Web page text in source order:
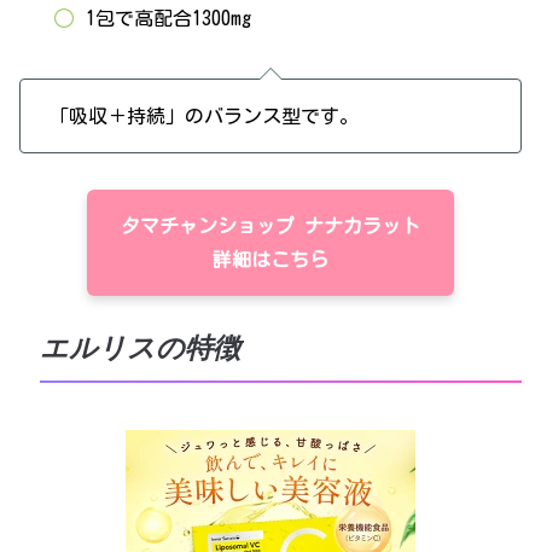
1包で高配合1300mg
「吸収＋持続」のバランス型です。
タマチャンショップ ナナカラット
詳細はこちら
エルリスの特徴